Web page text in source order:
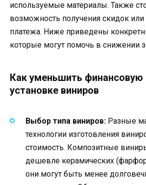
используемые материалы. Также
возможность получения скидок или
платежа. Ниже приведены
которые могут помочь в снижении
Как уменьшить финансовую
установке виниров
Выбор типа виниров: Разные
технологии изготовления
стоимость. Композитные
дешевле керамических
они могут быть менее